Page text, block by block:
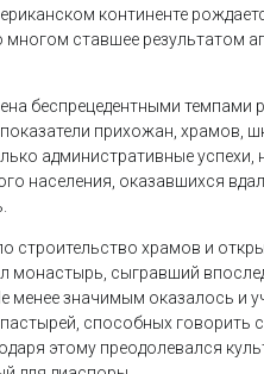
континенте
ставшее результатом
беспрецедентными темпами
прихожан, храмов,
административные успехи,
населения, оказавшихся
храмов и
монастырь, сыгравший
менее значимым оказалось и
способных говорить
этому преодолевался